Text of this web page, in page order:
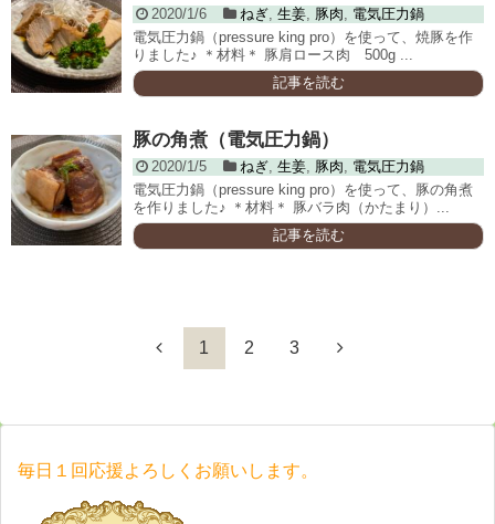
2020/1/6 ねぎ, 生姜, 豚肉, 電気圧力鍋
電気圧力鍋（pressure king pro）を使って、焼豚を作
りました♪ ＊材料＊ 豚肩ロース肉 500g ...
記事を読む
豚の角煮（電気圧力鍋）
2020/1/5 ねぎ, 生姜, 豚肉, 電気圧力鍋
電気圧力鍋（pressure king pro）を使って、豚の角煮
を作りました♪ ＊材料＊ 豚バラ肉（かたまり）...
記事を読む
1 2 3
毎日１回応援よろしくお願いします。